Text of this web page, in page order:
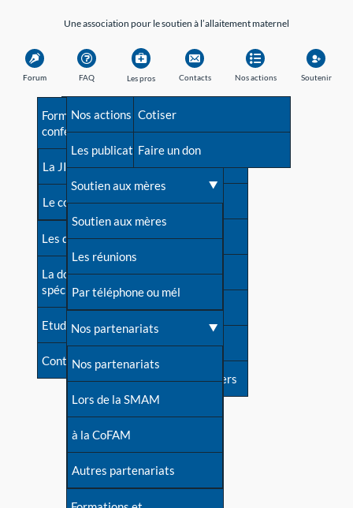
Une association pour le soutien à l’allaitement maternel
Forum FAQ
Avant la naissance
Les débuts
Une difficulté d'allaitement ?
Cas particuliers
Mythes et vérités
Devenir animatrice ?
Une question sur le site
Les pros
Formations et
conférences
La JIA
Le congrès
Les dossiers de l'allaitement
La documentation
spécialisée
Etudes récentes
Contact
Contacts
Besoin d'aide?
Répertoire de tous les
contacts
Contact presse
Dossier de presse
Soutenir LLL
Livre d'or
Forum
S'inscrire à nos newsletters
Nos actions
Nos actions
Les publications
Soutien aux mères
Soutien aux mères
Les réunions
Par téléphone ou mél
Nos partenariats
Nos partenariats
Lors de la SMAM
à la CoFAM
Autres partenariats
Soutenir
Cotiser
Faire un don